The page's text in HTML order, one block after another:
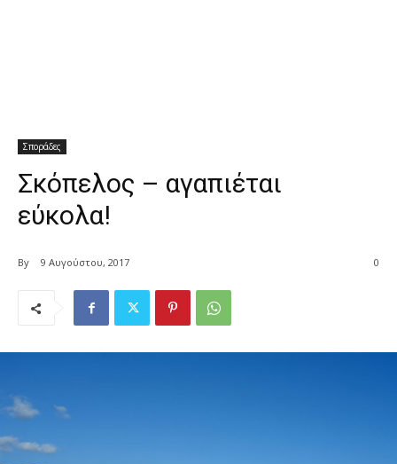
Σποράδες
Σκόπελος – αγαπιέται
εύκολα!
By 9 Αυγούστου, 2017 0